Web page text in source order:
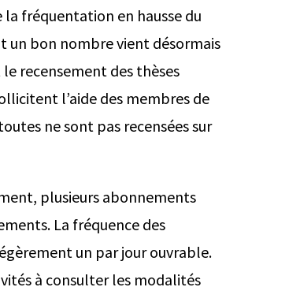
fréquentation en hausse du
un bon nombre vient désormais
recensement des thèses
l’aide des membres de
ne sont pas recensées sur
plusieurs abonnements
La fréquence des
un par jour ouvrable.
à consulter les modalités